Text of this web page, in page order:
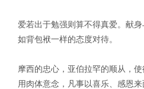
爱若出于勉强则算不得真爱。献
如背包袱一样的态度对待。
摩西的忠心，亚伯拉罕的顺从，
用肉体意念，凡事以喜乐、感恩